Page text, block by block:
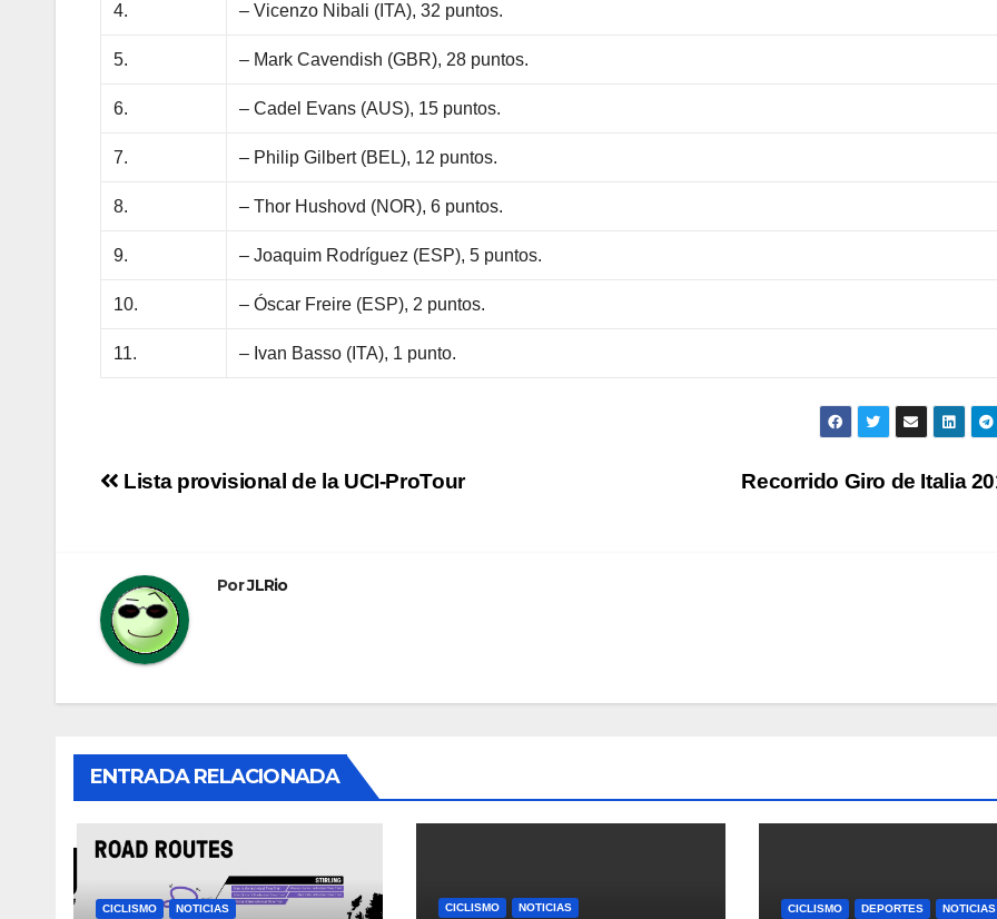
4. – Vicenzo Nibali (ITA), 32 puntos.
5. – Mark Cavendish (GBR), 28 puntos.
6. – Cadel Evans (AUS), 15 puntos.
7. – Philip Gilbert (BEL), 12 puntos.
8. – Thor Hushovd (NOR), 6 puntos.
9. – Joaquim Rodríguez (ESP), 5 puntos.
10. – Óscar Freire (ESP), 2 puntos.
11. – Ivan Basso (ITA), 1 punto.
Navegación
entradas
Recorrido Giro de Italia
Lista provisional de la UCI-ProTour
PorJLRio
ENTRADA RELACIONADA
CICLISMO NOTICIAS CICLISMO NOTICIAS CICLISMO DEPORTES NOTICIAS